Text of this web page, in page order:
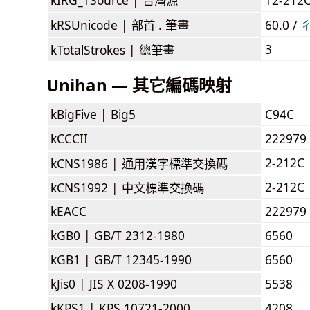
kRSUnicode | 部首 . 筆畫 60.0 / ⼻
kTotalStrokes | 總筆畫 3
Unihan — 其它編碼映射
kBigFive | Big5
C94C
kCCCII
222979
kCNS1986 | 通用漢字標準交換碼
2-212C
kCNS1992 | 中文標準交換碼
2-212C
kEACC
222979
kGB0 | GB/T 2312-1980
6560
kGB1 | GB/T 12345-1990
6560
kJis0 | JIS X 0208-1990
5538